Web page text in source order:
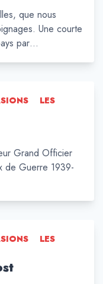
que nous
Une courte
par…
LES
Grand Officier
de Guerre 1939-
LES